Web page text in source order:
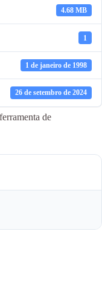
4.68 MB
1
1 de janeiro de 1998
26 de setembro de 2024
de